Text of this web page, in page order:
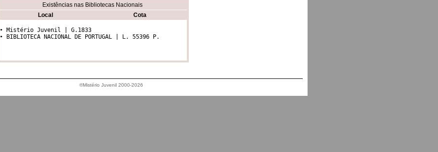
Existências nas Bibliotecas Nacionais
Local
Cota
• Mistério Juvenil | G.1833
• BIBLIOTECA NACIONAL DE PORTUGAL | L. 55396 P.
®Mistério Juvenil 2000-2026